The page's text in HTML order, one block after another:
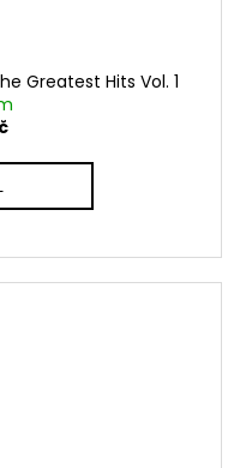
Greatest Hits Vol. 1